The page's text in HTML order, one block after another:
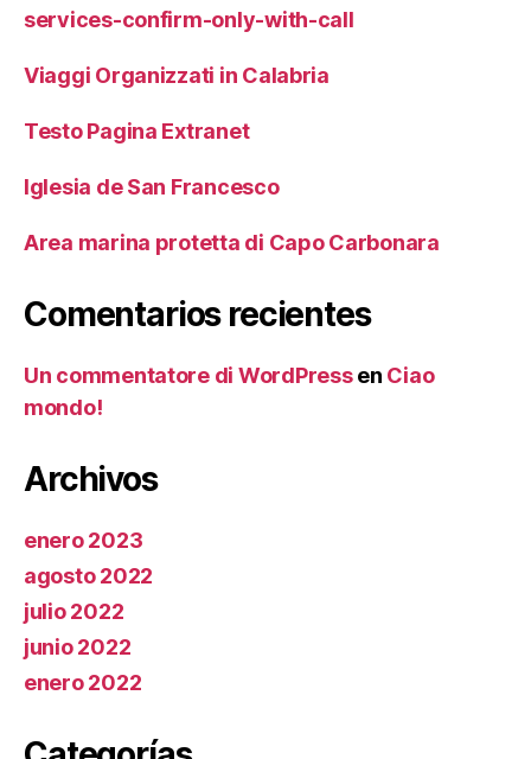
services-confirm-only-with-call
Viaggi Organizzati in Calabria
Testo Pagina Extranet
Iglesia de San Francesco
Area marina protetta di Capo Carbonara
Comentarios recientes
Un commentatore di WordPressen Ciao
mondo!
Archivos
enero 2023
agosto 2022
julio 2022
junio 2022
enero 2022